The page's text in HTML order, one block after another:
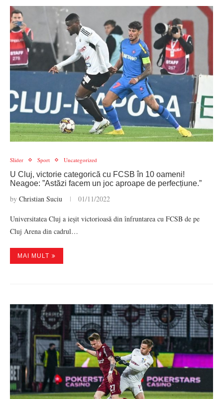
Slider Sport Uncategorized
U Cluj, victorie categorică cu FCSB în 10 oameni!
Neagoe: ”Astăzi facem un joc aproape de perfecțiune.”
by Christian Suciu 01/11/2022
Universitatea Cluj a ieșit victorioasă din înfruntarea cu FCSB de pe
Cluj Arena din cadrul…
MAI MULT